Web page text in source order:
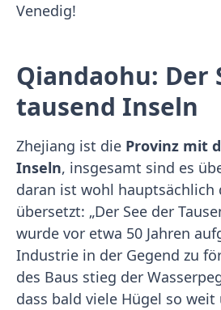
Venedig!
Qiandaohu: Der
tausend Inseln
Zhejiang ist die Provinz mit
Inseln, insgesamt sind es
daran ist wohl hauptsächlich
übersetzt: „Der See der
wurde vor etwa 50 Jahren
Industrie in der Gegend zu
des Baus stieg der
dass bald viele Hügel so weit